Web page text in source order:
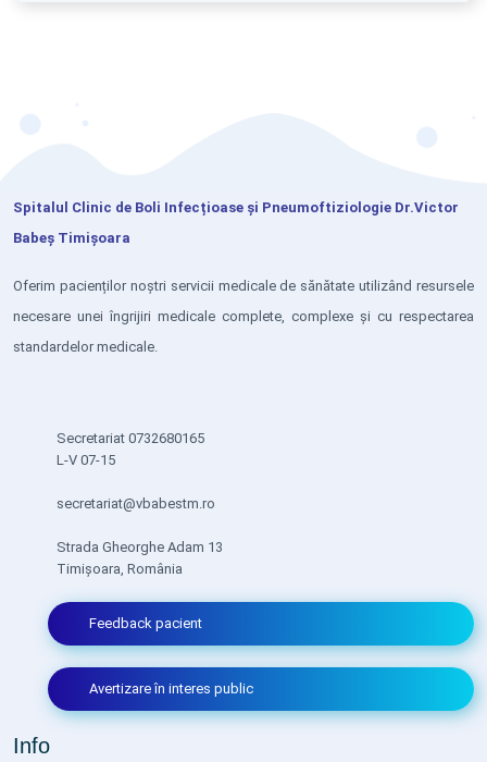
Spitalul Clinic de Boli Infecțioase și Pneumoftiziologie Dr.Victor
Babeș Timișoara
Oferim pacienților noștri servicii medicale de sănătate utilizând resursele
necesare unei îngrijiri medicale complete, complexe și cu respectarea
standardelor medicale.
Secretariat 0732680165
L-V 07-15
secretariat@vbabestm.ro
Strada Gheorghe Adam 13
Timișoara, România
Feedback pacient
Avertizare în interes public
Info